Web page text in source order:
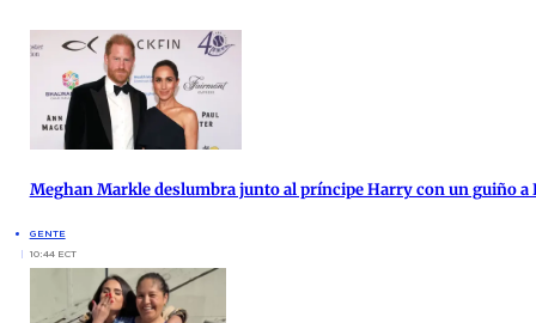
Meghan Markle deslumbra junto al príncipe Harry con un guiño a
GENTE
10:44 ECT